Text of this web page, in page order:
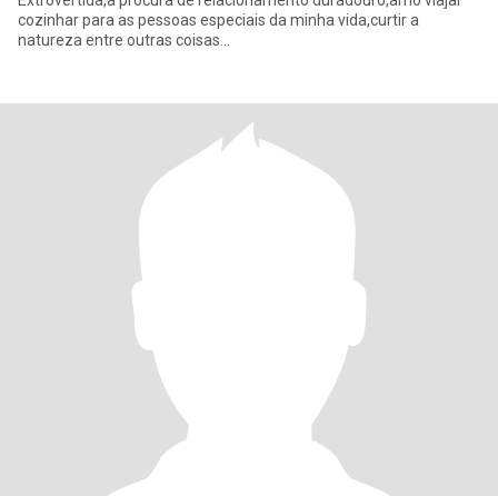
cozinhar para as pessoas especiais da minha vida,curtir a
natureza entre outras coisas...